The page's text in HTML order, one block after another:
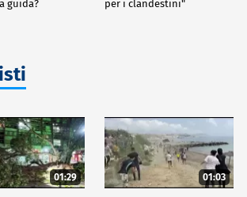
guida?
per i clandestini"
01:29 01:03